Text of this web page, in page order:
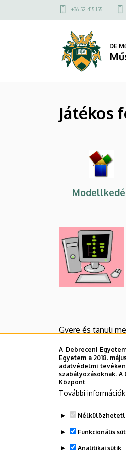
foglalkozások
Drótozott
a
Felső
menü
+36 52 415 155
DE
Játékos
Gyere és tanulj
A LabVIEW egy
a saját virtuális
Lepd meg a
segítségével
Legutóbbi frissítés:
A Debreceni
Egyetem a 2018.
adatvédelmi
szabályozásoknak.
Központ
További információk
Funkcionális
Analitikai sütik